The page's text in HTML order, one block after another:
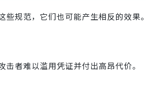
些规范，它们也可能产生相反的效果
者难以滥用凭证并付出高昂代价。